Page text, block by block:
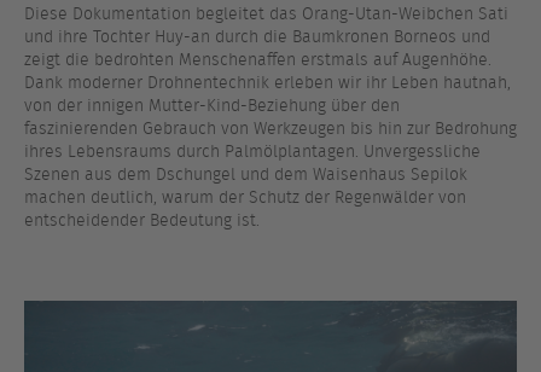
Diese Dokumentation begleitet das Orang-Utan-Weibchen Sati
und ihre Tochter Huy-an durch die Baumkronen Borneos und
zeigt die bedrohten Menschenaffen erstmals auf Augenhöhe.
Dank moderner Drohnentechnik erleben wir ihr Leben hautnah,
von der innigen Mutter-Kind-Beziehung über den
faszinierenden Gebrauch von Werkzeugen bis hin zur Bedrohung
ihres Lebensraums durch Palmölplantagen. Unvergessliche
Szenen aus dem Dschungel und dem Waisenhaus Sepilok
machen deutlich, warum der Schutz der Regenwälder von
entscheidender Bedeutung ist.